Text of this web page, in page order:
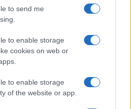
to send me
to enable storage
cookies on web or
to enable storage
of the website or app.
verde: tra case della
e tensioni politiche